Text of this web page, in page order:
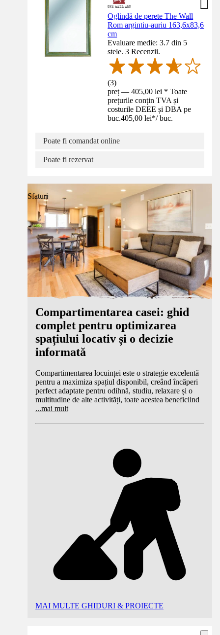
Oglindă de perete The Wall
Rom argintiu-auriu 163,6x83,6
cm
Evaluare medie: 3.7 din 5
stele. 3 Recenzii.
(3)
preț — 405,00 lei * Toate
prețurile conțin TVA și
costurile DEEE și DBA pe
buc.405,00 lei*/ buc.
Poate fi comandat online
Poate fi rezervat
Sfaturi
Compartimentarea casei: ghid
complet pentru optimizarea
spațiului locativ și o decizie
informată
Compartimentarea locuinței este o strategie excelentă
pentru a maximiza spațiul disponibil, creând încăperi
perfect adaptate pentru odihnă, studiu, relaxare și o
multitudine de alte activități, toate acestea beneficiind
...mai mult
MAI MULTE GHIDURI & PROIECTE